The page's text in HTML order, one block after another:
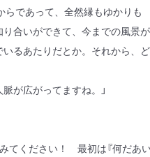
であって、全然縁もゆかりも
合いができて、今までの風景
るあたりだとか。それから、
が広がってますね。」
てください！ 最初は『何だあ